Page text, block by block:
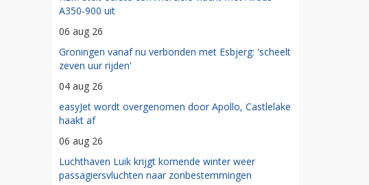
A350-900 uit
06 aug 26
Groningen vanaf nu verbonden met Esbjerg: 'scheelt
zeven uur rijden'
04 aug 26
easyJet wordt overgenomen door Apollo, Castlelake
haakt af
06 aug 26
Luchthaven Luik krijgt komende winter weer
passagiersvluchten naar zonbestemmingen